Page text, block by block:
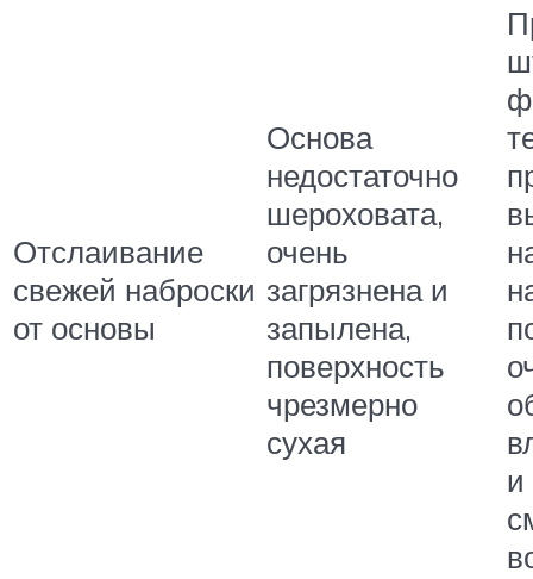
Отслаивание
свежей наброски
от основы
Основа
недостаточно
шероховата,
очень
загрязнена и
запылена,
поверхность
чрезмерно
сухая
и